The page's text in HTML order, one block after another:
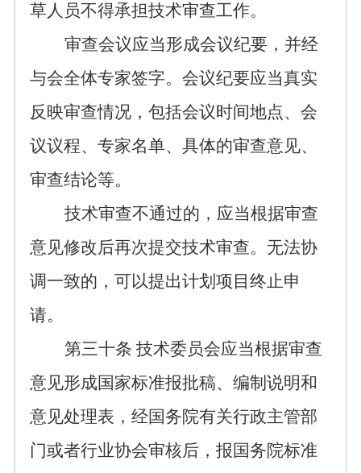
草人员不得承担技术审查工作。
审查会议应当形成会议纪要，并经
与会全体专家签字。会议纪要应当真实
反映审查情况，包括会议时间地点、会
议议程、专家名单、具体的审查意见、
审查结论等。
技术审查不通过的， 应当根据审查
意见修改后再次提交技术审查。无法协
调一致的， 可以提出计划项目终止申
请。
第三十条 技术委员会应当根据审查
意见形成国家标准报批稿、 编制说明和
意见处理表， 经国务院有关行政主管部
门或者行业协会审核后， 报国务院标准